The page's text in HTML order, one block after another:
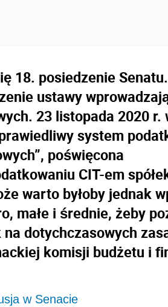
18. posiedzenie Senatu.
ustawy
23 listopada 2020 r.
system
poświęcona
CIT-em
warto byłoby jednak
małe i średnie, żeby
dotychczasowych
komisji budżetu i
w Senacie